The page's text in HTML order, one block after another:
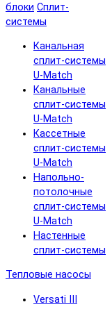
блоки Сплит-
системы
Канальная
сплит-системы
U-Match
Канальные
сплит-системы
U-Match
Кассетные
сплит-системы
U-Match
Напольно-
потолочные
сплит-системы
U-Match
Настенные
сплит-системы
Тепловые насосы
Versati III